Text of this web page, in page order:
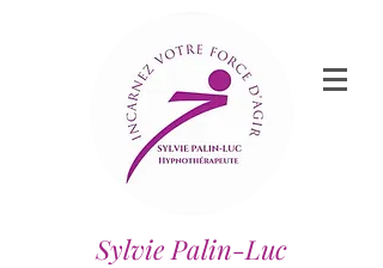
Sylvie Palin-Luc